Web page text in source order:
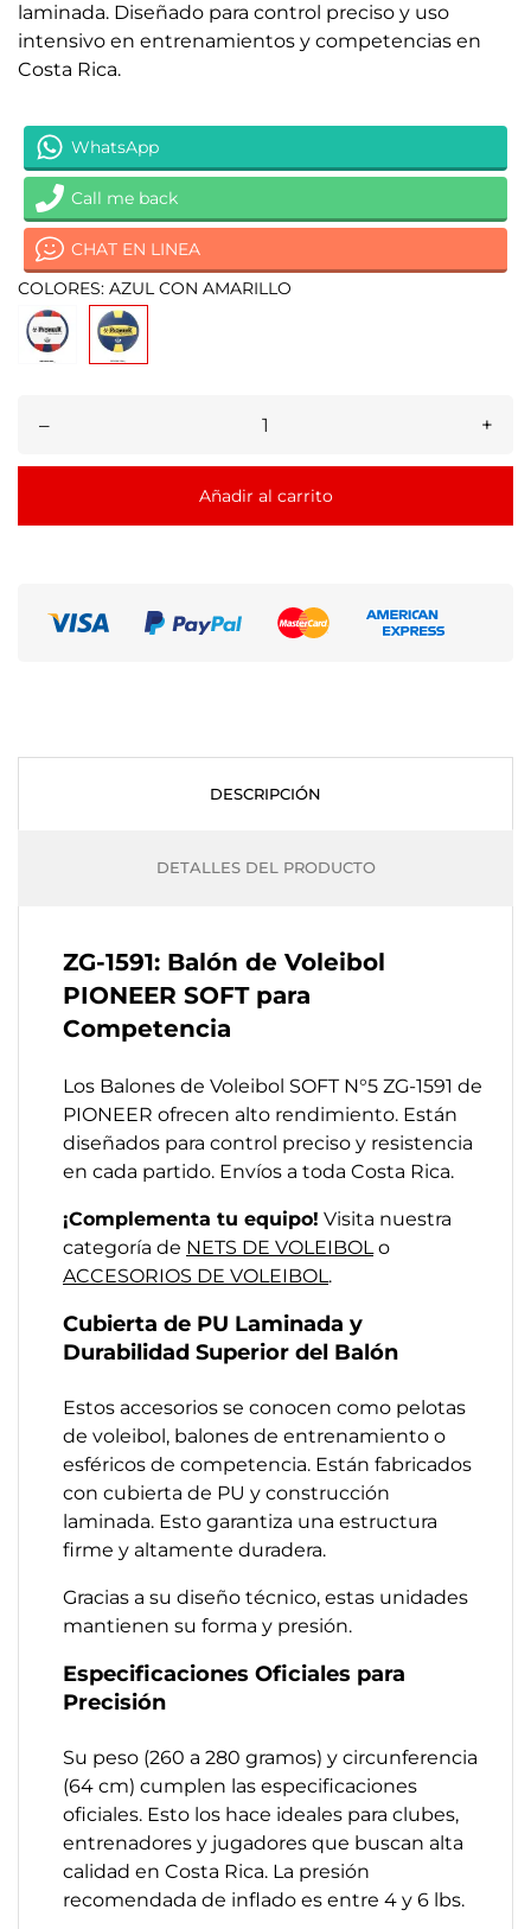
laminada. Diseñado para control preciso y uso
intensivo en entrenamientos y competencias en
Costa Rica.
WhatsApp
Call me back
CHAT EN LINEA
COLORES: AZUL CON AMARILLO
– +
Añadir al carrito
DESCRIPCIÓN
DETALLES DEL PRODUCTO
ZG-1591: Balón de Voleibol
PIONEER SOFT para
Competencia
Los Balones de Voleibol SOFT N°5 ZG-1591 de
PIONEER ofrecen alto rendimiento. Están
diseñados para control preciso y resistencia
en cada partido. Envíos a toda Costa Rica.
¡Complementa tu equipo! Visita nuestra
categoría de NETS DE VOLEIBOLo
ACCESORIOS DE VOLEIBOL.
Cubierta de PU Laminada y
Durabilidad Superior del Balón
Estos accesorios se conocen como pelotas
de voleibol, balones de entrenamiento o
esféricos de competencia. Están fabricados
con cubierta de PU y construcción
laminada. Esto garantiza una estructura
firme y altamente duradera.
Gracias a su diseño técnico, estas unidades
mantienen su forma y presión.
Especificaciones Oficiales para
Precisión
Su peso (260 a 280 gramos) y circunferencia
(64 cm) cumplen las especificaciones
oficiales. Esto los hace ideales para clubes,
entrenadores y jugadores que buscan alta
calidad en Costa Rica. La presión
recomendada de inflado es entre 4 y 6 lbs.